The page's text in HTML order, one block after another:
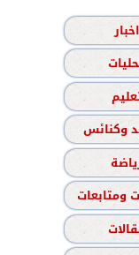
اخبار
وكنائس
ومتابعات